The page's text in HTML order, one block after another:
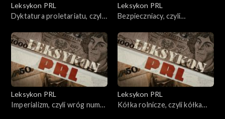
Leksykon PRL
Dyktatura proletariatu, czyli
Leksykon PRL
Bezpieczniacy, czyli
Leksykon PRL
Imperializm, czyli wróg numer
Leksykon PRL
Kółka rolnicze, czyli kółka